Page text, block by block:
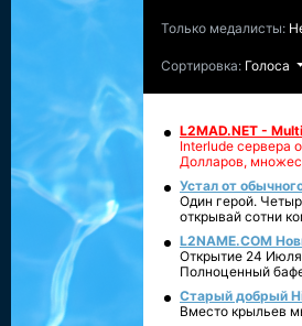
Только медалисты:
Сортировка: Голоса
L2MAD.NET -
Interlude сервера
Долларов,
Устал от
Один герой.
открывай сотни
L2NAME.COM
Открытие 24
Полноценный
Старый добрый
Вместо крыльев